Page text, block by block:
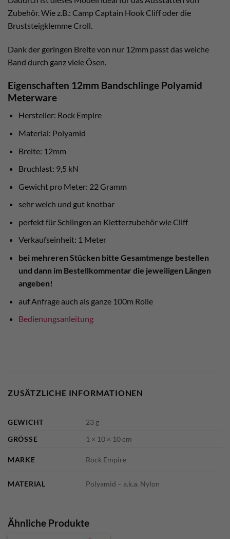
Zubehör. Wie z.B.: Camp Captain Hook Cliff oder die
Bruststeigklemme Croll.
Dank der geringen Breite von nur 12mm passt das weiche
Band durch ganz viele Ösen.
Eigenschaften 12mm Bandschlinge Polyamid
Meterware
Hersteller: Rock Empire
Material: Polyamid
Breite: 12mm
Bruchlast: 9,5 kN
Gewicht pro Meter: 22 Gramm
sehr weich und gut knotbar
perfekt für Schlingen an Kletterzubehör wie Cliff
Verkaufseinheit: 1 Meter
bei mehreren Stücken bitte Gesamtmenge bestellen
und dann im Bestellkommentar die jeweiligen Längen
angeben!
auf Anfrage auch als ganze 100m Rolle
Bedienungsanleitung
ZUSÄTZLICHE INFORMATIONEN
GEWICHT
23 g
GRÖSSE
1 × 10 × 10 cm
MARKE Rock Empire
MATERIAL Polyamid – a.k.a. Nylon
Ähnliche Produkte